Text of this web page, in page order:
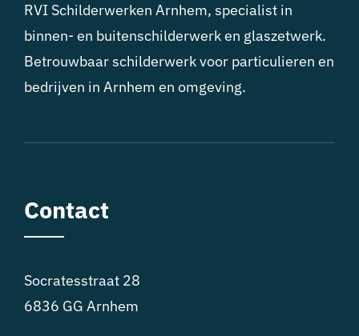
RVI Schilderwerken Arnhem, specialist in
binnen- en buitenschilderwerk en glaszetwerk.
Betrouwbaar schilderwerk voor particulieren en
bedrijven in Arnhem en omgeving.
Contact
Socratesstraat 28
6836 GG Arnhem